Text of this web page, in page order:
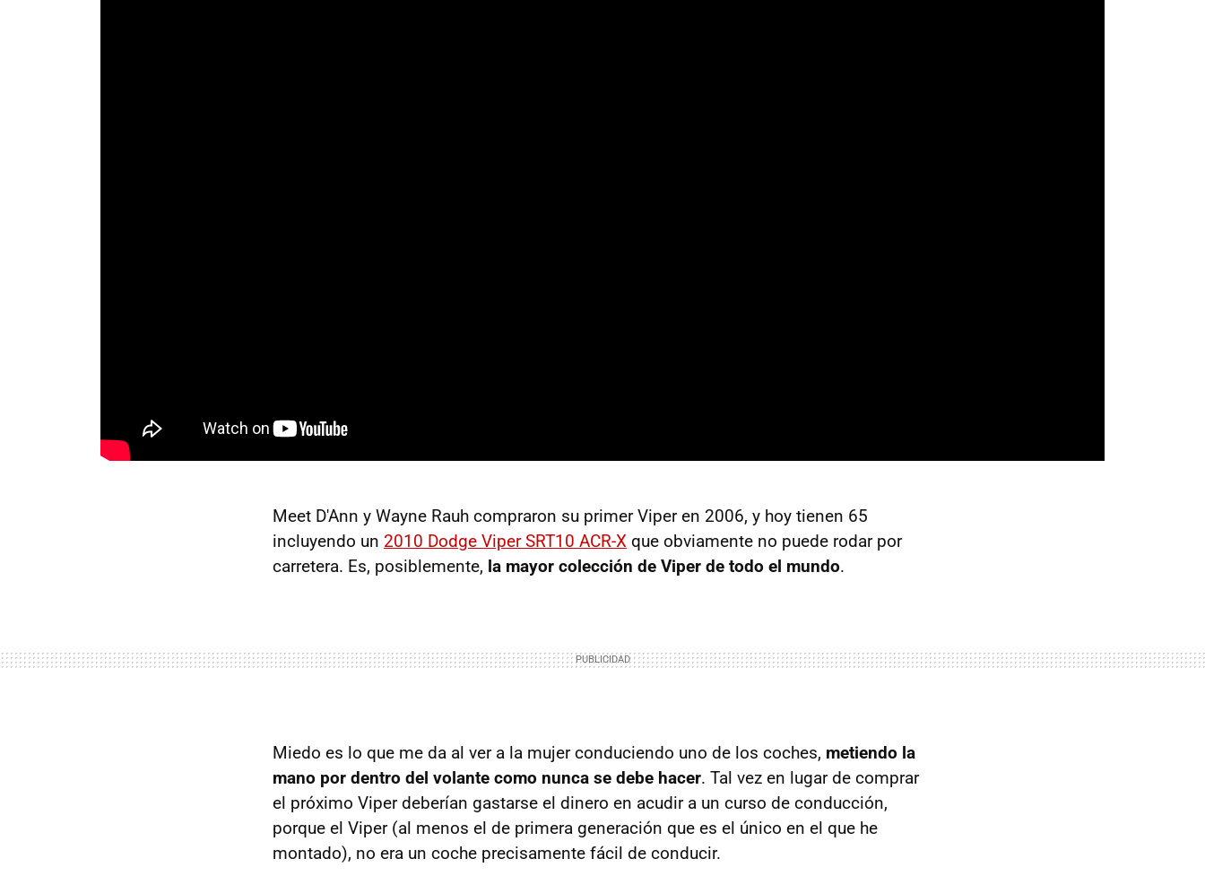
Meet D'Ann y Wayne Rauh compraron su primer Viper en 2006, y hoy tienen 65
incluyendo un 2010 Dodge Viper SRT10 ACR-X que obviamente no puede rodar por
carretera. Es, posiblemente, la mayor colección de Viper de todo el mundo.
Miedo es lo que me da al ver a la mujer conduciendo uno de los coches, metiendo la
mano por dentro del volante como nunca se debe hacer. Tal vez en lugar de comprar
el próximo Viper deberían gastarse el dinero en acudir a un curso de conducción,
porque el Viper (al menos el de primera generación que es el único en el que he
montado), no era un coche precisamente fácil de conducir.